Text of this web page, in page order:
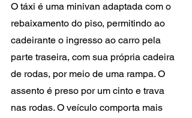
O táxi é uma minivan adaptada com o
rebaixamento do piso, permitindo ao
cadeirante o ingresso ao carro pela
parte traseira, com sua própria cadeira
de rodas, por meio de uma rampa. O
assento é preso por um cinto e trava
nas rodas. O veículo comporta mais